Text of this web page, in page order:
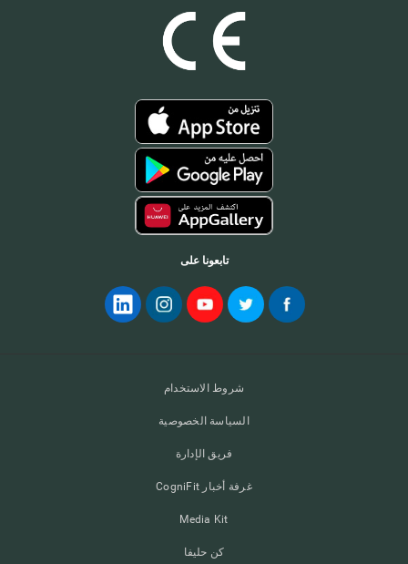
تابعونا على
شروط الاستخدام
السياسة الخصوصية
فريق الإدارة
غرفة أخبار CogniFit
Media Kit
كن حليفا